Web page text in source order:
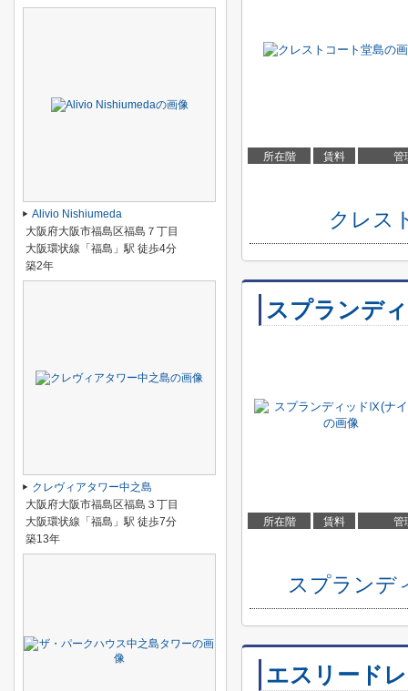
所在階 賃料 管
クレス
スプランデ
所在階 賃料 管
スプランデ
エスリード
Alivio Nishiumeda
大阪府大阪市福島区福島７丁目
大阪環状線「福島」駅 徒歩4分
築2年
クレヴィアタワー中之島
大阪府大阪市福島区福島３丁目
大阪環状線「福島」駅 徒歩7分
築13年